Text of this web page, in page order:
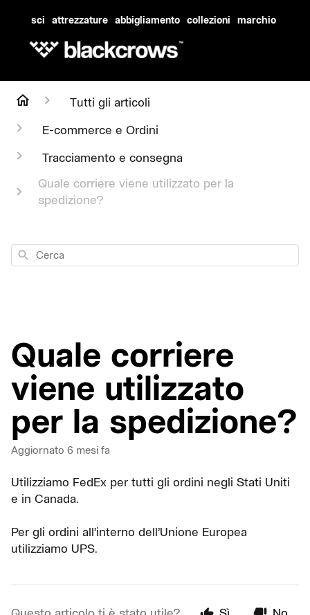
sci attrezzature abbigliamento collezioni marchio
Tutti gli articoli
E-commerce e Ordini
Tracciamento e consegna
Quale corriere viene utilizzato per la
spedizione?
Cerca
Quale corriere
viene utilizzato
per la spedizione?
Aggiornato 6 mesi fa
Utilizziamo FedEx per tutti gli ordini negli Stati Uniti
e in Canada.
Per gli ordini all’interno dell’Unione Europea
utilizziamo UPS.